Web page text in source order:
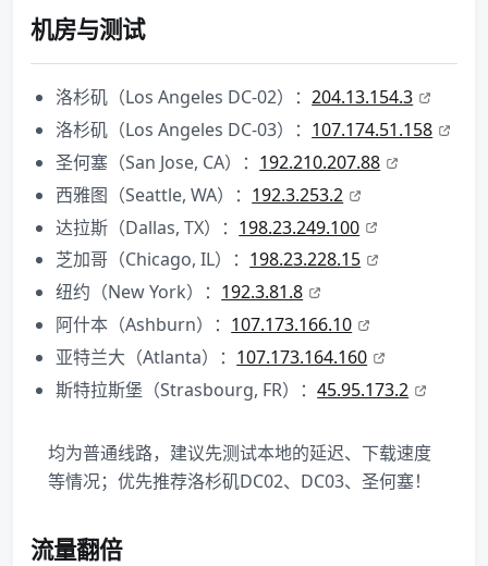
机房与测试
洛杉矶（Los Angeles DC-02）：204.13.154.3
洛杉矶（Los Angeles DC-03）： 107.174.51.158
圣何塞（San Jose, CA）： 192.210.207.88
西雅图（Seattle, WA）： 192.3.253.2
达拉斯（Dallas, TX）： 198.23.249.100
芝加哥（Chicago, IL）： 198.23.228.15
纽约（New York）： 192.3.81.8
阿什本（Ashburn）： 107.173.166.10
亚特兰大（Atlanta）： 107.173.164.160
斯特拉斯堡（Strasbourg, FR）：45.95.173.2
均为普通线路，建议先测试本地的延迟、下载速度
等情况；优先推荐洛杉矶DC02、DC03、圣何塞！
流量翻倍